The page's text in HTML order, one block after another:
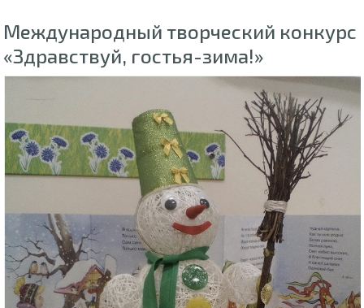
Международный творческий конкурс
«Здравствуй, гостья-зима!»